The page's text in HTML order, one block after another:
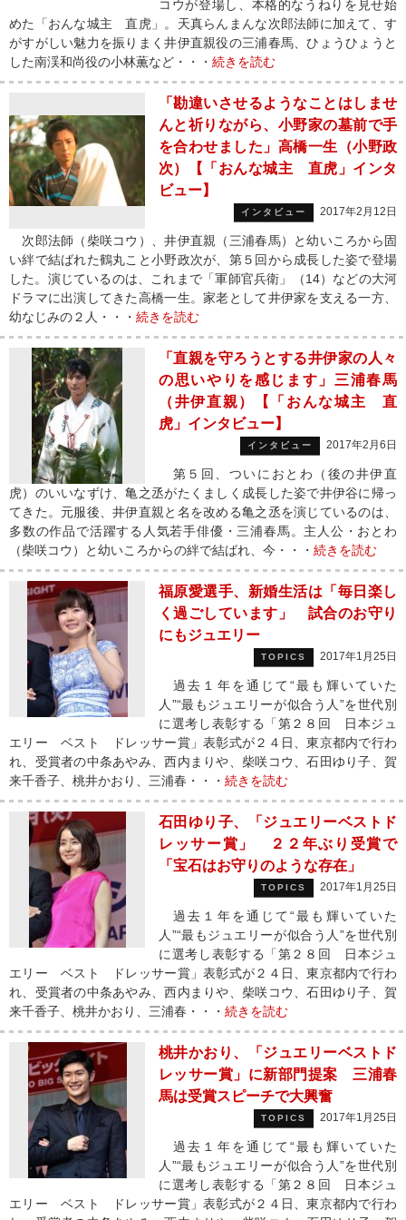
コウが登場し、本格的なうねりを見せ始
めた「おんな城主 直虎」。天真らんまんな次郎法師に加えて、す
がすがしい魅力を振りまく井伊直親役の三浦春馬、ひょうひょうと
した南渓和尚役の小林薫など・・・ 続きを読む
「勘違いさせるようなことはしませ
んと祈りながら、小野家の墓前で手
を合わせました」高橋一生（小野政
次）【「おんな城主 直虎」インタ
ビュー】
インタビュー 2017年2月12日
次郎法師（柴咲コウ）、井伊直親（三浦春馬）と幼いころから固
い絆で結ばれた鶴丸こと小野政次が、第５回から成長した姿で登場
した。演じているのは、これまで「軍師官兵衛」（14）などの大河
ドラマに出演してきた高橋一生。家老として井伊家を支える一方、
幼なじみの２人・・・ 続きを読む
「直親を守ろうとする井伊家の人々
の思いやりを感じます」三浦春馬
（井伊直親）【「おんな城主 直
虎」インタビュー】
インタビュー 2017年2月6日
第５回、ついにおとわ（後の井伊直
虎）のいいなずけ、亀之丞がたくましく成長した姿で井伊谷に帰っ
てきた。元服後、井伊直親と名を改める亀之丞を演じているのは、
多数の作品で活躍する人気若手俳優・三浦春馬。主人公・おとわ
（柴咲コウ）と幼いころからの絆で結ばれ、今・・・ 続きを読む
福原愛選手、新婚生活は「毎日楽し
く過ごしています」 試合のお守り
にもジュエリー
TOPICS 2017年1月25日
過去１年を通じて“最も輝いていた
人”“最もジュエリーが似合う人”を世代別
に選考し表彰する「第２８回 日本ジュ
エリー ベスト ドレッサー賞」表彰式が２４日、東京都内で行わ
れ、受賞者の中条あやみ、西内まりや、柴咲コウ、石田ゆり子、賀
来千香子、桃井かおり、三浦春・・・ 続きを読む
石田ゆり子、「ジュエリーベストド
レッサー賞」 ２２年ぶり受賞で
「宝石はお守りのような存在」
TOPICS 2017年1月25日
過去１年を通じて“最も輝いていた
人”“最もジュエリーが似合う人”を世代別
に選考し表彰する「第２８回 日本ジュ
エリー ベスト ドレッサー賞」表彰式が２４日、東京都内で行わ
れ、受賞者の中条あやみ、西内まりや、柴咲コウ、石田ゆり子、賀
来千香子、桃井かおり、三浦春・・・ 続きを読む
桃井かおり、「ジュエリーベストド
レッサー賞」に新部門提案 三浦春
馬は受賞スピーチで大興奮
TOPICS 2017年1月25日
過去１年を通じて“最も輝いていた
人”“最もジュエリーが似合う人”を世代別
に選考し表彰する「第２８回 日本ジュ
エリー ベスト ドレッサー賞」表彰式が２４日、東京都内で行わ